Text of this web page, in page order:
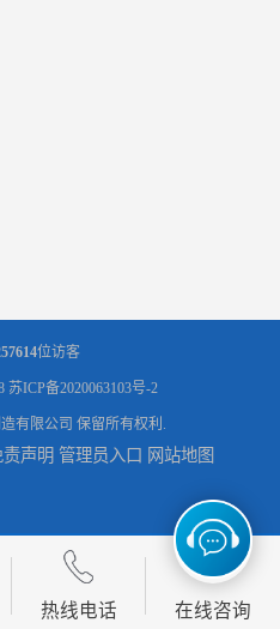
位访客
苏ICP备2020063103号-2
有限公司 保留所有权利.
责声明 管理员入口 网站地图
热线电话 在线咨询